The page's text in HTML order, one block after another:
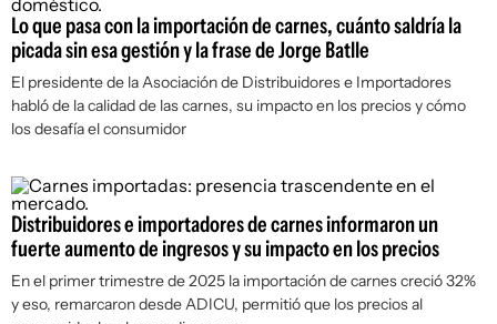
Lo que pasa con la importación de carnes, cuánto saldría la
picada sin esa gestión y la frase de Jorge Batlle
El presidente de la Asociación de Distribuidores e Importadores
habló de la calidad de las carnes, su impacto en los precios y cómo
los desafía el consumidor
Distribuidores e importadores de carnes informaron un
fuerte aumento de ingresos y su impacto en los precios
En el primer trimestre de 2025 la importación de carnes creció 32%
y eso, remarcaron desde ADICU, permitió que los precios al